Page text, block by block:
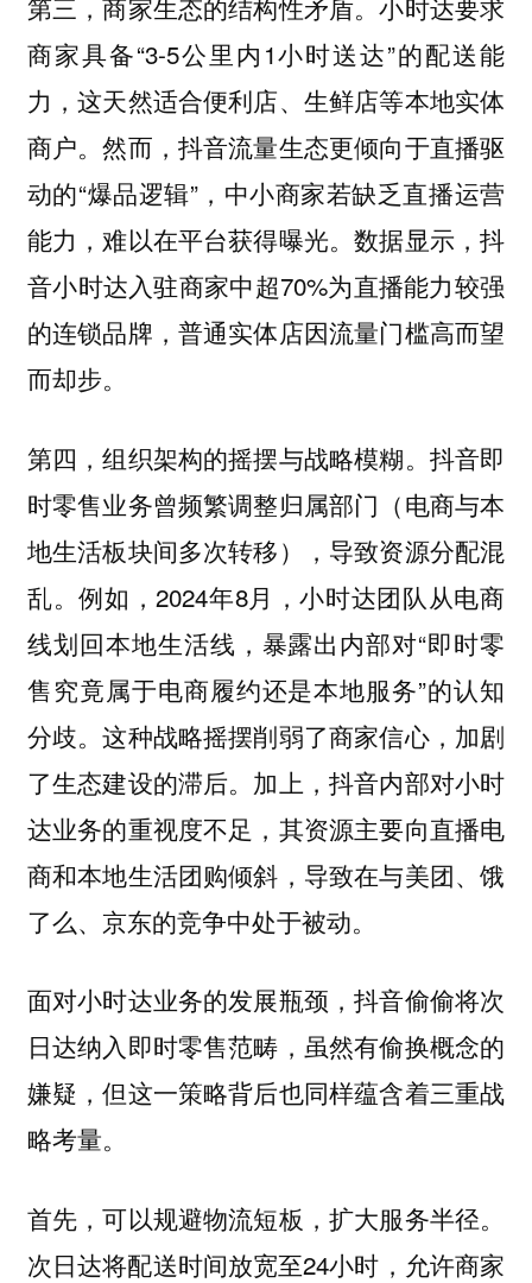
商家具备“3-5公里内1小时送达”的配送能
力，这天然适合便利店、生鲜店等本地实体
商户。然而，抖音流量生态更倾向于直播驱
动的“爆品逻辑”，中小商家若缺乏直播运营
能力，难以在平台获得曝光。数据显示，抖
音小时达入驻商家中超70%为直播能力较强
的连锁品牌，普通实体店因流量门槛高而望
而却步。
第四，组织架构的摇摆与战略模糊。抖音即
时零售业务曾频繁调整归属部门（电商与本
地生活板块间多次转移），导致资源分配混
乱。例如，2024年8月，小时达团队从电商
线划回本地生活线，暴露出内部对“即时零
售究竟属于电商履约还是本地服务”的认知
分歧。这种战略摇摆削弱了商家信心，加剧
了生态建设的滞后。加上，抖音内部对小时
达业务的重视度不足，其资源主要向直播电
商和本地生活团购倾斜，导致在与美团、饿
了么、京东的竞争中处于被动。
面对小时达业务的发展瓶颈，抖音偷偷将次
日达纳入即时零售范畴，虽然有偷换概念的
嫌疑，但这一策略背后也同样蕴含着三重战
略考量。
首先，可以规避物流短板，扩大服务半径。
次日达将配送时间放宽至24小时，允许商家